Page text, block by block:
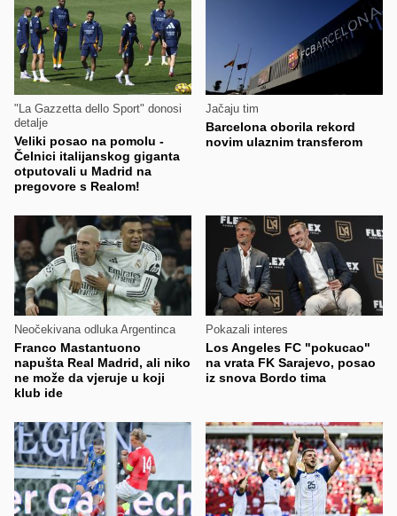
"La Gazzetta dello Sport" donosi
detalje
Veliki posao na pomolu -
Čelnici italijanskog giganta
otputovali u Madrid na
pregovore s Realom!
Jačaju tim
Barcelona oborila rekord
novim ulaznim transferom
Neočekivana odluka Argentinca
Franco Mastantuono
napušta Real Madrid, ali niko
ne može da vjeruje u koji
klub ide
Pokazali interes
Los Angeles FC "pokucao"
na vrata FK Sarajevo, posao
iz snova Bordo tima